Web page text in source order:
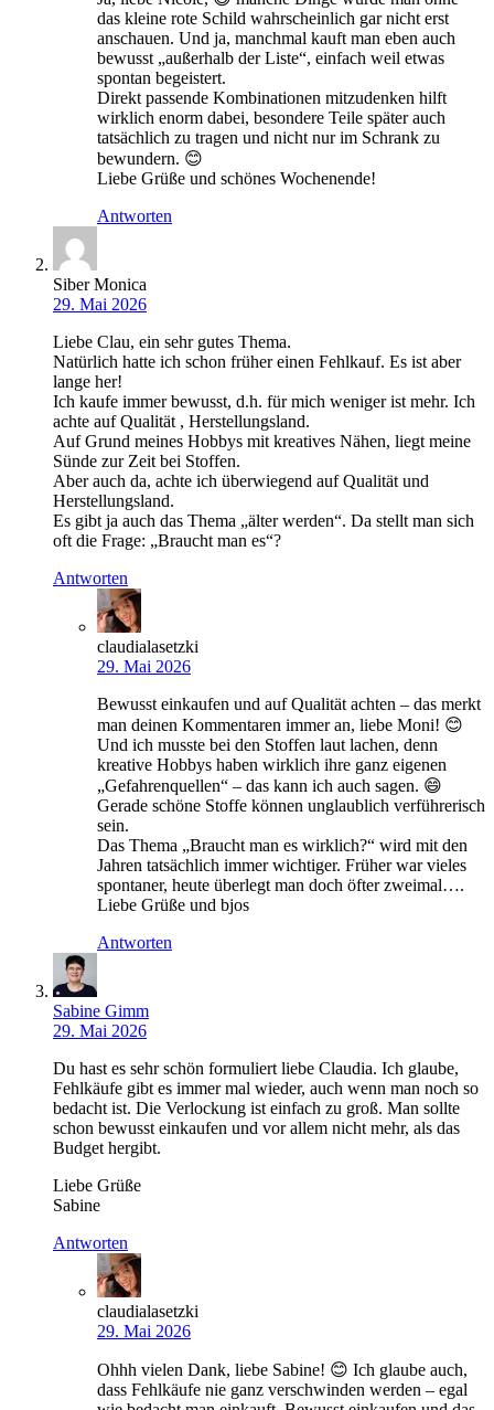
das kleine rote Schild wahrscheinlich gar nicht erst
anschauen. Und ja, manchmal kauft man eben auch
bewusst „außerhalb der Liste“, einfach weil etwas
spontan begeistert.
Direkt passende Kombinationen mitzudenken hilft
wirklich enorm dabei, besondere Teile später auch
tatsächlich zu tragen und nicht nur im Schrank zu
bewundern. 😊
Liebe Grüße und schönes Wochenende!
Antworten
Siber Monica
29. Mai 2026
Liebe Clau, ein sehr gutes Thema.
Natürlich hatte ich schon früher einen Fehlkauf. Es ist aber
lange her!
Ich kaufe immer bewusst, d.h. für mich weniger ist mehr. Ich
achte auf Qualität , Herstellungsland.
Auf Grund meines Hobbys mit kreatives Nähen, liegt meine
Sünde zur Zeit bei Stoffen.
Aber auch da, achte ich überwiegend auf Qualität und
Herstellungsland.
Es gibt ja auch das Thema „älter werden“. Da stellt man sich
oft die Frage: „Braucht man es“?
Antworten
claudialasetzki
29. Mai 2026
Bewusst einkaufen und auf Qualität achten – das merkt
man deinen Kommentaren immer an, liebe Moni! 😊
Und ich musste bei den Stoffen laut lachen, denn
kreative Hobbys haben wirklich ihre ganz eigenen
„Gefahrenquellen“ – das kann ich auch sagen. 😄
Gerade schöne Stoffe können unglaublich verführerisch
sein.
Das Thema „Braucht man es wirklich?“ wird mit den
Jahren tatsächlich immer wichtiger. Früher war vieles
spontaner, heute überlegt man doch öfter zweimal….
Liebe Grüße und bjos
Antworten
Sabine Gimm
29. Mai 2026
Du hast es sehr schön formuliert liebe Claudia. Ich glaube,
Fehlkäufe gibt es immer mal wieder, auch wenn man noch so
bedacht ist. Die Verlockung ist einfach zu groß. Man sollte
schon bewusst einkaufen und vor allem nicht mehr, als das
Budget hergibt.
Liebe Grüße
Sabine
Antworten
claudialasetzki
29. Mai 2026
Ohhh vielen Dank, liebe Sabine! 😊 Ich glaube auch,
dass Fehlkäufe nie ganz verschwinden werden – egal